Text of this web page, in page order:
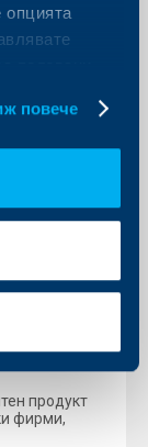
опцията
повече
при
продукт
фирми,